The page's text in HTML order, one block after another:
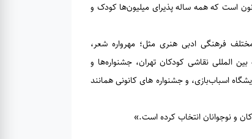
است که همه ساله پذیرای میلیون‌ها کودک و
فرهنگی ادبی هنری مثل؛ مهرواره شعر،
المللی نقاشی کودکان تهران، جشنواره‌ها و
اسباب‌بازی، و جشنواره های کانونی همانند
و نوجوانان انتخاب کرده است.»